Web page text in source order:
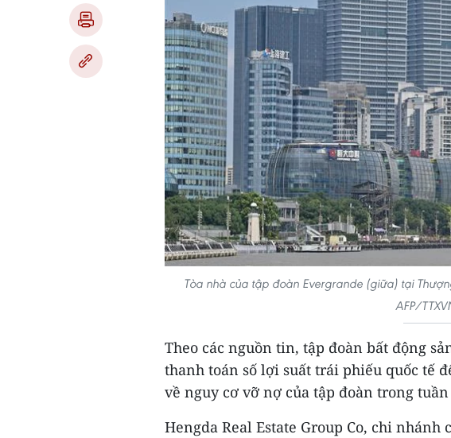
Tòa nhà của tập đoàn Evergrande (giữa) tại
AFP/
Theo các nguồn tin, tập đoàn bất động
thanh toán số lợi suất trái phiếu quốc tế
về nguy cơ vỡ nợ của tập đoàn trong tuần
Hengda Real Estate Group Co, chi